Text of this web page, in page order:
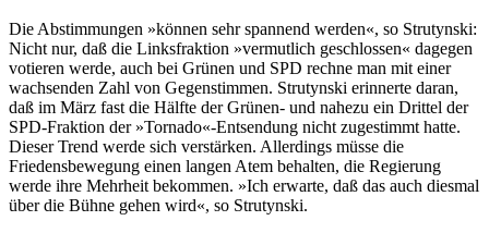
Die Abstimmungen »können sehr spannend werden«, so Strutynski:
Nicht nur, daß die Linksfraktion »vermutlich geschlossen« dagegen
votieren werde, auch bei Grünen und SPD rechne man mit einer
wachsenden Zahl von Gegenstimmen. Strutynski erinnerte daran,
daß im März fast die Hälfte der Grünen- und nahezu ein Drittel der
SPD-Fraktion der »Tornado«-Entsendung nicht zugestimmt hatte.
Dieser Trend werde sich verstärken. Allerdings müsse die
Friedensbewegung einen langen Atem behalten, die Regierung
werde ihre Mehrheit bekommen. »Ich erwarte, daß das auch diesmal
über die Bühne gehen wird«, so Strutynski.